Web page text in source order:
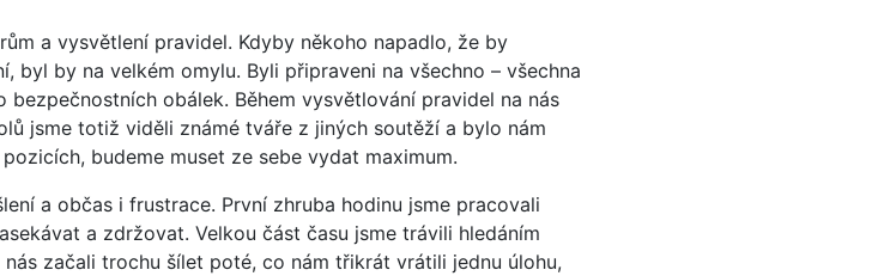
a vysvětlení pravidel. Kdyby někoho napadlo, že by
byl by na velkém omylu. Byli připraveni na všechno – všechna
obálek. Během vysvětlování pravidel na nás
jsme totiž viděli známé tváře z jiných soutěží a bylo nám
budeme muset ze sebe vydat maximum.
a občas i frustrace. První zhruba hodinu jsme pracovali
a zdržovat. Velkou část času jsme trávili hledáním
začali trochu šílet poté, co nám třikrát vrátili jednu úlohu,